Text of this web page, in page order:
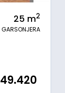
25 m2
GARSONJERA
49.420